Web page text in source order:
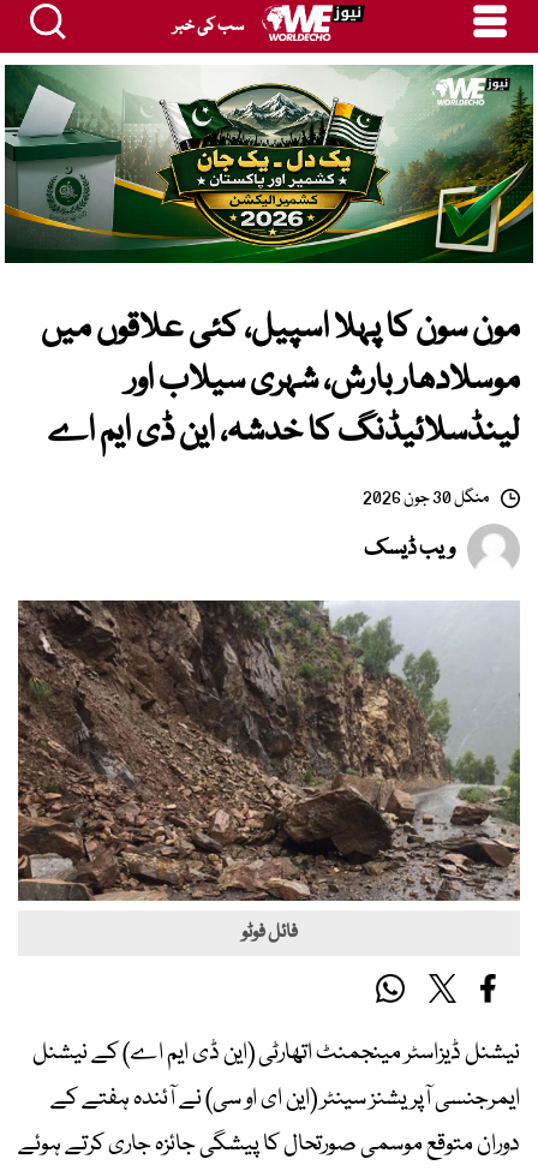
سب کی خبر
مون سون کا پہلا اسپیل، کئی علاقوں میں
موسلادھار بارش، شہری سیلاب اور
لینڈسلائیڈنگ کا خدشہ، این ڈی ایم اے
منگل 30 جون 2026
ویب ڈیسک
فائل فوٹو
نیشنل ڈیزاسٹر مینجمنٹ اتھارٹی (این ڈی ایم اے) کے نیشنل
ایمرجنسی آپریشنز سینٹر (این ای او سی) نے آئندہ ہفتے کے
دوران متوقع موسمی صورتحال کا پیشگی جائزہ جاری کرتے ہوئے